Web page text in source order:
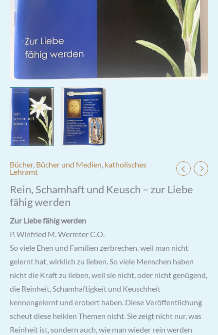
Bücher, Bücher und Medien katholisches
Lehramt
Rein, Schamhaft und Keusch – zur Liebe
fähig werden
Zur Liebe fähig werden
P. Winfried M. Wermter C.O.
So viele Ehen und Familien zerbrechen, weil man nicht
gelernt hat, wirklich zu lieben. So viele Menschen haben
nicht die Kraft zu lieben, weil sie nicht, oder nicht genügend,
die Reinheit, Schamhaftigkeit und Keuschheit
kennengelernt und erobert haben. Diese Veröffentlichung
scheut diese heiklen Themen nicht. Sie zeigt nicht nur, was
Reinheit ist, sondern auch, wie man wieder rein werden